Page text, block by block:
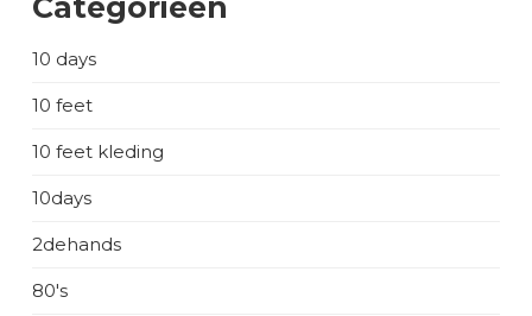
Categorieën
10 days
10 feet
10 feet kleding
10days
2dehands
80's